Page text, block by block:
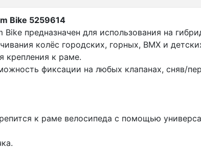
Bike 5259614
Bike предназначен для использования на
колёс городских, горных, BMX и
крепления к раме.
фиксации на любых клапанах, сняв/
к раме велосипеда с помощью